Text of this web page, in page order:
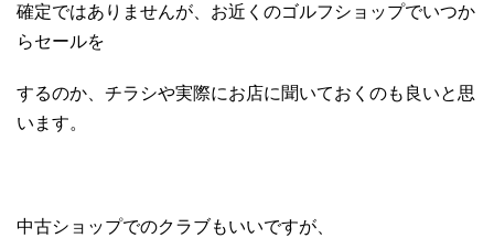
確定ではありませんが、お近くのゴルフショップでいつか
らセールを
するのか、チラシや実際にお店に聞いておくのも良いと思
います。
中古ショップでのクラブもいいですが、